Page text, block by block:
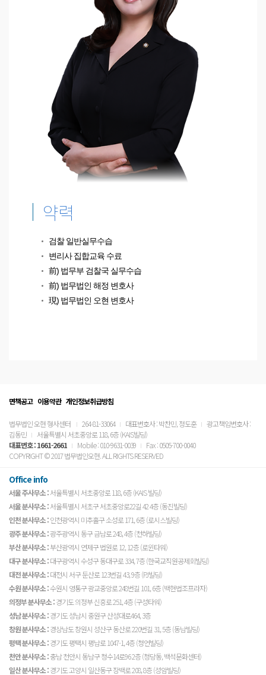
약력
검찰 일반실무수습
변리사 집합교육 수료
前) 법무부 검찰국 실무수습
前) 법무법인 해정 변호사
現) 법무법인 오현 변호사
면책공고 이용약관 개인정보취급방침
법무법인 오현 형사센터 264-81-33064 대표변호사 : 박찬민, 정도훈
광고책임변호사 :
김동민
서울특별시 서초중앙로 118, 6층 (KAIS빌딩)
대표번호 :1661-2661 Mobile : 010-9631-0039
Fax : 0505-700-0040
COPYRIGHT © 2017 법무법인오현. ALL RIGHTS RESERVED
Office info
서울 주사무소 :서울특별시 서초중앙로 118, 6층 (KAIS 빌딩)
서울 분사무소 :서울특별시 서초구 서초중앙로22길 42 4층 (동진빌딩)
인천 분사무소 :인천광역시 미추홀구 소성로 171, 6층 (로시스빌딩)
광주 분사무소 :광주광역시 동구 금남로 248, 4층 (천하빌딩)
부산 분사무소 :부산광역시 연제구 법원로 12, 12층 (로윈타워)
대구 분사무소 :대구광역시 수성구 동대구로 334, 7층 (한국교직원공제회빌딩)
대전 분사무소 :대전시 서구 둔산로 123번길 43, 9층 (PJ빌딩)
수원 분사무소 :수원시 영통구 광교중앙로 248번길 101, 6층 (백현법조프라자)
의정부 분사무소 :경기도 의정부 신흥로 251, 4층 (구성타워)
성남 분사무소 :경기도 성남시 중원구 산성대로464, 3층
창원 분사무소 :경상남도 창원시 성산구 동산로 220번길 31, 5층 (동남빌딩)
평택 분사무소 :경기도 평택시 평남로 1047-1, 4층 (청언빌딩)
천안 분사무소 :충남 천안시 동남구 청수14로96 2층 (청당동, 백석문화센터)
일산 분사무소 :경기도 고양시 일산동구 장백로 208, 8층 (성암빌딩)